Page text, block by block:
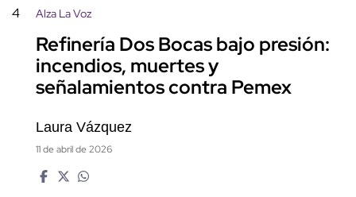
4 Alza La Voz
Refinería Dos Bocas bajo presión:
incendios, muertes y
señalamientos contra Pemex
Laura Vázquez
11 de abril de 2026